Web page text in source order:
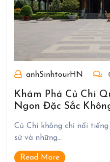
anhSinhtourHN
Khám Phá Củ Chi
Ngon Đặc Sắc
Củ Chi không chỉ nổi
sử và những…
Read More